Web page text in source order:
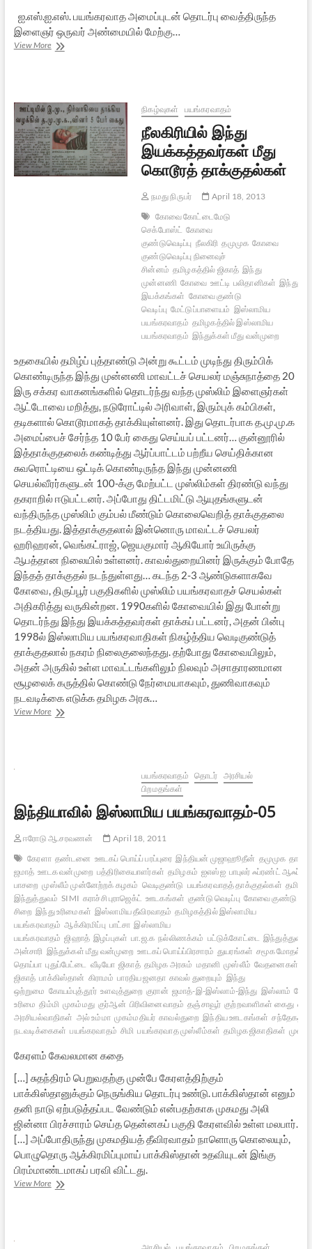
ஐ.எஸ்.ஐ.எஸ். பயங்கரவாத அமைப்புடன் தொடர்பு வைத்திருந்த
இளைஞர் ஒருவர் அண்மையில் மேற்கு…
View Moreஅண்டிவரும்
நிகழ்வுகள் பயங்கரவாதம்
நீலகிரியில் இந்து
இயக்கத்தவர்கள் மீது
கொடூரத் தாக்குதல்கள்
நமது நிருபர்
April 18, 2013
கோவை கோட்டைமேடு
செக்போஸ்ட் கோவை
குண்டுவெடிப்பு நீலகிரி தமுமுக கோவை
குண்டுவெடிப்பு நினைவுச்
சின்னம் தமிழகத்தில் ஜிகாத் இந்து
முன்னணி கோவை ஊட்டி பலிதானிகள் இந்து
இயக்கங்கள் கோவை குண்டு
வெடிப்பு மேட்டுப்பாளையம் இஸ்லாமிய
பயங்கரவாதம் தமிழகத்தில் இஸ்லாமிய
பயங்கரவாதம் இந்துக்கள் மீது வன்முறை
உதகையில் தமிழ்ப் புத்தாண்டு அன்று கூட்டம் முடிந்து திரும்பிக்
கொண்டிருந்த இந்து முன்னணி மாவட்டச் செயலர் மஞ்சுநாத்தை 20
இரு சக்கர வாகனங்களில் தொடர்ந்து வந்த முஸ்லிம் இளைஞர்கள்
ஆட்டோவை மறித்து, நடுரோட்டில் அரிவாள், இரும்புக் கம்பிகள்,
தடிகளால் கொடூரமாகத் தாக்கியுள்ளனர். இது தொடர்பாக த.மு.மு.க
அமைப்பைச் சேர்ந்த 10 பேர் கைது செய்யப் பட்டனர்… குன்னூரில்
இத்தாக்குதலைக் கண்டித்து ஆர்ப்பாட்டம் பற்றீய செய்திக்கான
சுவரொட்டியை ஒட்டிக் கொண்டிருந்த இந்து முன்னணி
செயல்வீரர்களுடன் 100-க்கு மேற்பட்ட முஸ்லிம்கள் திரண்டு வந்து
தகராறில் ஈடுபட்டனர். அப்போது திட்டமிட்டு ஆயுதங்களுடன்
வந்திருந்த முஸ்லிம் கும்பல் மீண்டும் கொலைவெறித் தாக்குதலை
நடத்தியது. இத்தாக்குதலால் இன்னொரு மாவட்டச் செயலர்
ஹரிஹரன், வெங்கட்ராஜ், ஜெயகுமார் ஆகியோர் உயிருக்கு
ஆபத்தான நிலையில் உள்ளனர். காவல்துறையினர் இருக்கும் போதே
இந்தத் தாக்குதல் நடந்துள்ளது… கடந்த 2-3 ஆண்டுகளாகவே
கோவை, திருப்பூர் பகுதிகளில் முஸ்லிம் பயங்கரவாதச் செயல்கள்
அதிகரித்து வருகின்றன. 1990களில் கோவையில் இது போன்று
தொடர்ந்து இந்து இயக்கத்தவர்கள் தாக்கப் பட்டனர், அதன் பின்பு
1998ல் இஸ்லாமிய பயங்கரவாதிகள் நிகழ்த்திய வெடிகுண்டுத்
தாக்குதலால் நகரம் நிலைகுலைந்தது. தற்போது கோவையிலும்,
அதன் அருகில் உள்ள மாவட்டங்களிலும் நிலவும் அசாதாரணமான
சூழலைக் கருத்தில் கொண்டு நேர்மையாகவும், துணிவாகவும்
நடவடிக்கை எடுக்க தமிழக அரசு…
View Moreநீலகிரியில்
பயங்கரவாதம் தொடர் அரசியல்
பிறமதங்கள்
இந்தியாவில் இஸ்லாமிய பயங்கரவாதம்-05
ஈரோடு ஆ.சரவணன்
April 18, 2011
கேரளா தண்டனை ஊடகப் பொய்ப் பரப்புரை இந்தியன் முஜாஹூதீன் தமுமுக தார்-
ஜமாத் ஊடக வன்முறை பத்திரிகையாளர்கள் தமிழகம் ஐஎஸ்ஐ பாபுலர் ஃப்ரண்ட் ஆஃப்
பாசறை முஸ்லீம் முன்னேற்றக் கழகம் வெடிகுண்டு பயங்கரவாதத் தாக்குதல்கள்
இந்துத்துவம் SIMI கராச்சி புராஜெக்ட் ஊடகங்கள் குண்டு வெடிப்பு கோவை குண்டு
சிறை இந்து உரிமைகள் இஸ்லாமிய தீவிரவாதம் தமிழகத்தில் இஸ்லாமிய
பயங்கரவாதம் ஆக்கிரமிப்பு பாட்சா இஸ்லாமிய
பயங்கரவாதம் ஜிஹாத் இழப்புகள் பா.ஜ.க நல்லிணக்கம் பட்டுக்கோட்டை இந்துத்துவம்
அன்சாரி இந்துக்கள் மீது வன்முறை ஊடகப் பொய்ப்பிரசாரம் துயரங்கள் சமூக
தொய்பா புதுப்பேட்டை வீடியோ ஜிகாத் தமிழக அரசும் மதானி முஸ்லீம் வேதனைகள்
ஜிகாத் பாக்கிஸ்தான் கிராமம் பாரதிய ஜனதா காவல் துறையும் இந்து
ஒற்றுமை கோயம்புத்தூர் உளவுத்துறை குரான் ஜமாத்-இ-இஸ்லாம்-இந்து இஸ்லாம்
உரிமை திம்மி முகம்மது குர்ஆன் பிரிவினைவாதம் தஞ்சாவூர் குற்றவாளிகள் கைது
அரசியல்வாதிகள் அல் உம்மா முகம்மதியர் காவல்துறை இந்திய ஊடகங்கள்
நடவடிக்கைகள் பயங்கரவாதம் சிமி பயங்கரவாத முஸ்லீம்கள் தமிழக ஜிகாதிகள்
கேரளம் கேவலமான கதை
[…] சுதந்திரம் பெறுவதற்கு முன்பே கேரளத்திற்கும்
பாக்கிஸ்தானுக்கும் நெருங்கிய தொடர்பு உண்டு. பாக்கிஸ்தான் எனும்
தனி நாடு ஏற்படுத்தப்பட வேண்டும் என்பதற்காக முகமது அலி
ஜின்னா பிரச்சாரம் செய்த தென்னகப் பகுதி கேரளவில் உள்ள மலபார்.
[…] அப்போதிருந்து முகமதியத் தீவிரவாதம் நாளொரு கொலையும்,
பொழுதொரு ஆக்கிரமிப்புமாய் பாக்கிஸ்தான் உதவியுடன் இங்கு
பிரம்மாண்டமாகப் பரவி விட்டது.
View Moreஇந்தியாவில்